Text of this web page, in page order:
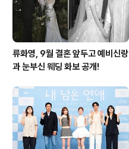
류화영, 9월 결혼 앞두고 예비신랑
과 눈부신 웨딩 화보 공개!